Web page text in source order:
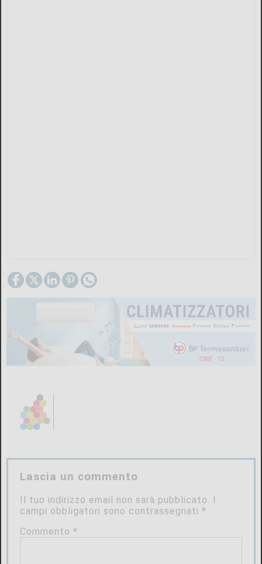
Lascia un commento
Il tuo indirizzo email non sarà pubblicato. I
campi obbligatori sono contrassegnati*
Commento*